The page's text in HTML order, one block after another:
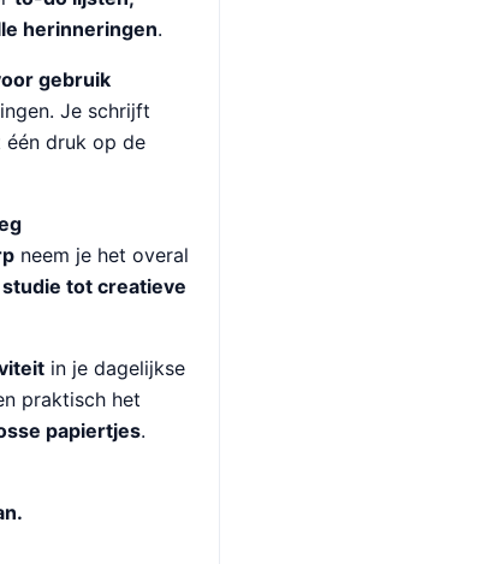
herinneringen.
gebruik
Je schrijft
druk op de
neem je het overal
tot creatieve
in je dagelijkse
praktisch het
papiertjes.